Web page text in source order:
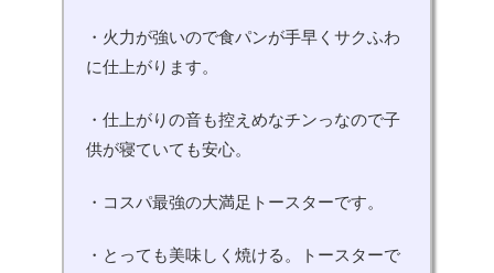
・火力が強いので食パンが手早くサクふわ
に仕上がります。
・仕上がりの音も控えめなチンっなので子
供が寝ていても安心。
・コスパ最強の大満足トースターです。
・とっても美味しく焼ける。トースターで